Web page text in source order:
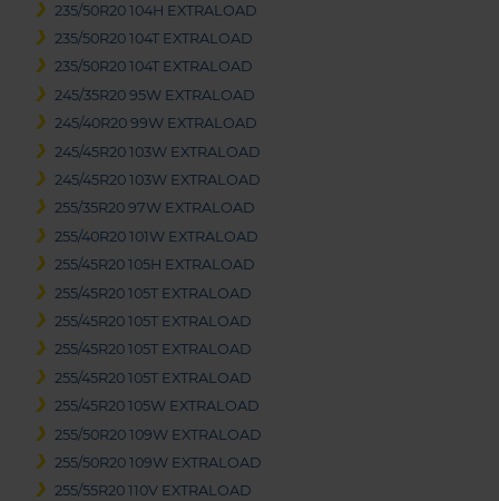
235/50R20 104H EXTRALOAD
235/50R20 104T EXTRALOAD
235/50R20 104T EXTRALOAD
245/35R20 95W EXTRALOAD
245/40R20 99W EXTRALOAD
245/45R20 103W EXTRALOAD
245/45R20 103W EXTRALOAD
255/35R20 97W EXTRALOAD
255/40R20 101W EXTRALOAD
255/45R20 105H EXTRALOAD
255/45R20 105T EXTRALOAD
255/45R20 105T EXTRALOAD
255/45R20 105T EXTRALOAD
255/45R20 105T EXTRALOAD
255/45R20 105W EXTRALOAD
255/50R20 109W EXTRALOAD
255/50R20 109W EXTRALOAD
255/55R20 110V EXTRALOAD